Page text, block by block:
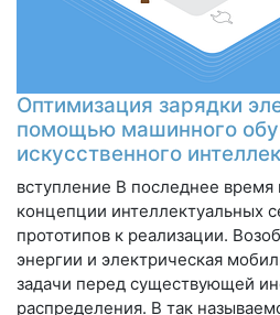
Оптимизация зарядки
помощью машинного
искусственного
вступление В последнее
концепции интеллектуальных
прототипов к реализации.
энергии и электрическая
задачи перед существующей
распределения. В так